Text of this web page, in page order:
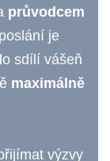
průvodcem
je
sdílí vášeň
maximálně
výzvy